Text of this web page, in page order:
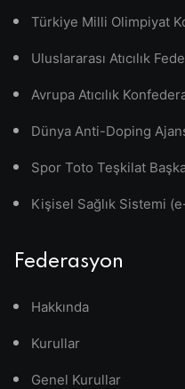
Türkiye Milli Olimpiyat
Uluslararası Atıcılık
Avrupa Atıcılık
Dünya Anti-Doping
Spor Toto Teşkilat
Kişisel Sağlık Sistemi
Federasyon
Hakkında
Kurullar
Genel Kurullar